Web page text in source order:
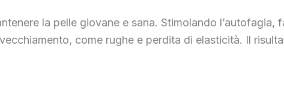
la pelle giovane e sana. Stimolando l’autofagia,
come rughe e perdita di elasticità. Il